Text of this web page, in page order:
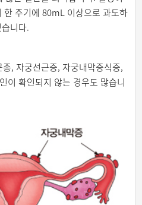
주기에 80mL 이상으로 과도하
니다.
, 자궁선근증, 자궁내막증식증,
이 확인되지 않는 경우도 많습니